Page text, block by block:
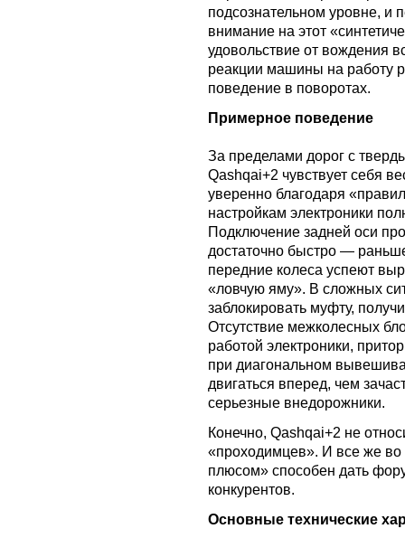
подсознательном уровне, и
внимание на этот
удовольствие от вождения
реакции машины на работу
поведение в поворотах.
Примерное поведение
За пределами дорог с
Qashqai+2 чувствует себя
уверенно благодаря
настройкам электроники
Подключение задней оси
достаточно быстро —
передние колеса успеют
«ловчую яму». В сложных
заблокировать муфту,
Отсутствие межколесных
работой электроники,
при диагональном
двигаться вперед, чем
серьезные внедорожники.
Конечно, Qashqai+2 не
«проходимцев». И все же
плюсом» способен дать
конкурентов.
Основные технические